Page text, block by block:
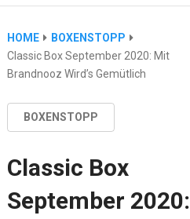
HOME
BOXENSTOPP
Classic Box September 2020: Mit
Brandnooz Wird’s Gemütlich
BOXENSTOPP
Classic Box
September 2020: